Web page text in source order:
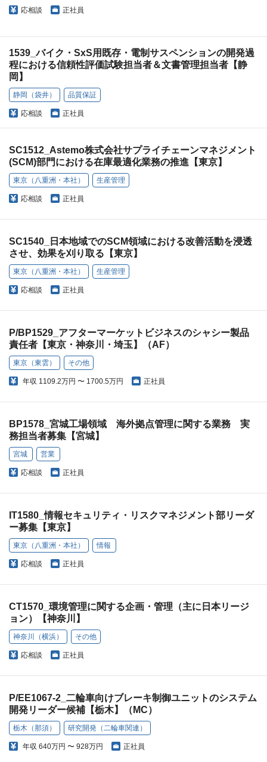
応相談 正社員
1539_バイク・SxS用既存・電制サスペンションの開発過
程における信頼性評価試験担当者＆文書管理担当者【静
岡】
静岡（袋井） 品質保証
応相談 正社員
SC1512_Astemo株式会社サプライチェーンマネジメント
(SCM)部門における在庫最適化業務の推進【東京】
東京（八重洲・本社） 生産管理
応相談 正社員
SC1540_日本地域でのSCM領域における改善活動を浸透
させ、効果を刈り取る【東京】
東京（八重洲・本社） 生産管理
応相談 正社員
P/BP1529_アフターマーケットビジネスのシャシー製品
責任者【東京・神奈川・埼玉】（AF）
東京（東雲） その他
年収 1109.2万円 〜 1700.5万円 正社員
BP1578_宮城工場領域 海外拠点管理に関する業務 実
務担当者募集【宮城】
宮城 営業
応相談 正社員
IT1580_情報セキュリティ・リスクマネジメント部リーダ
ー募集【東京】
東京（八重洲・本社） 情報
応相談 正社員
CT1570_環境管理に関する企画・管理（主に日本リージ
ョン）【神奈川】
神奈川（横浜） その他
応相談 正社員
P/EE1067-2_二輪車向けブレーキ制御ユニットのシステム
開発リーダー候補【栃木】（MC）
栃木（那須） 研究開発（二輪車関連）
年収 640万円 〜 928万円 正社員